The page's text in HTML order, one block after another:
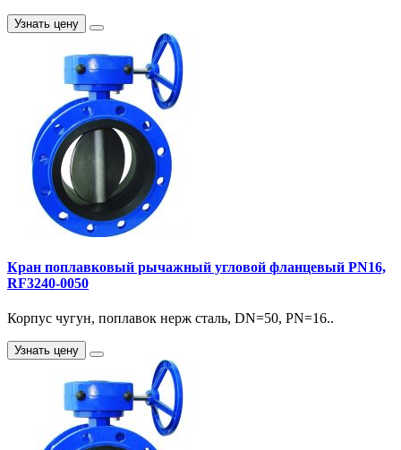
Узнать цену
Кран поплавковый рычажный угловой фланцевый PN16,
RF3240-0050
Корпус чугун, поплавок нерж сталь, DN=50, PN=16..
Узнать цену